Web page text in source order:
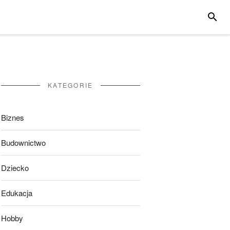
KATEGORIE
Biznes
Budownictwo
Dziecko
Edukacja
Hobby